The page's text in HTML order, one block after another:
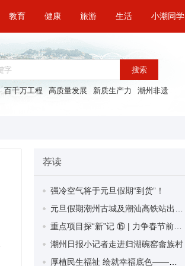
教育 健康 旅游 生活 小潮同学
搜索
百千万工程 高质量发展 新质生产力 潮州非遗
荐读
强冷空气将于元旦假期“到货”！
潮州日报小记者走进归湖碗窑畲族村